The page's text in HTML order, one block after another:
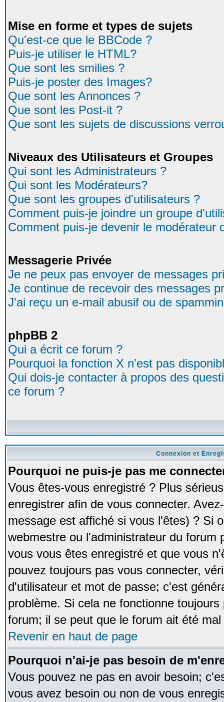
Mise en forme et types de sujets
Qu'est-ce que le BBCode ?
Puis-je utiliser le HTML?
Que sont les smilies ?
Puis-je poster des Images?
Que sont les Annonces ?
Que sont les Post-it ?
Que sont les sujets de discussions
Niveaux des Utilisateurs et Groupes
Qui sont les Administrateurs ?
Qui sont les Modérateurs?
Que sont les groupes d'utilisateurs ?
Comment puis-je joindre un groupe
Comment puis-je devenir le modérateur
Messagerie Privée
Je ne peux pas envoyer de messages
Je continue de recevoir des messages
J'ai reçu un e-mail abusif ou de
phpBB 2
Qui a écrit ce forum ?
Pourquoi la fonction X n'est pas
Qui dois-je contacter à propos des
ce forum ?
Connexion et
Pourquoi ne puis-je pas me
Vous êtes-vous enregistré ? Plus
enregistrer afin de vous connecter.
message est affiché si vous l'êtes) ? Si
webmestre ou l'administrateur du forum
vous vous êtes enregistré et que vous
pouvez toujours pas vous connecter,
d'utilisateur et mot de passe; c'est
problème. Si cela ne fonctionne
forum; il se peut que le forum ait été
Revenir en haut de page
Pourquoi n'ai-je pas besoin de
Vous pouvez ne pas en avoir besoin;
vous avez besoin ou non de vous